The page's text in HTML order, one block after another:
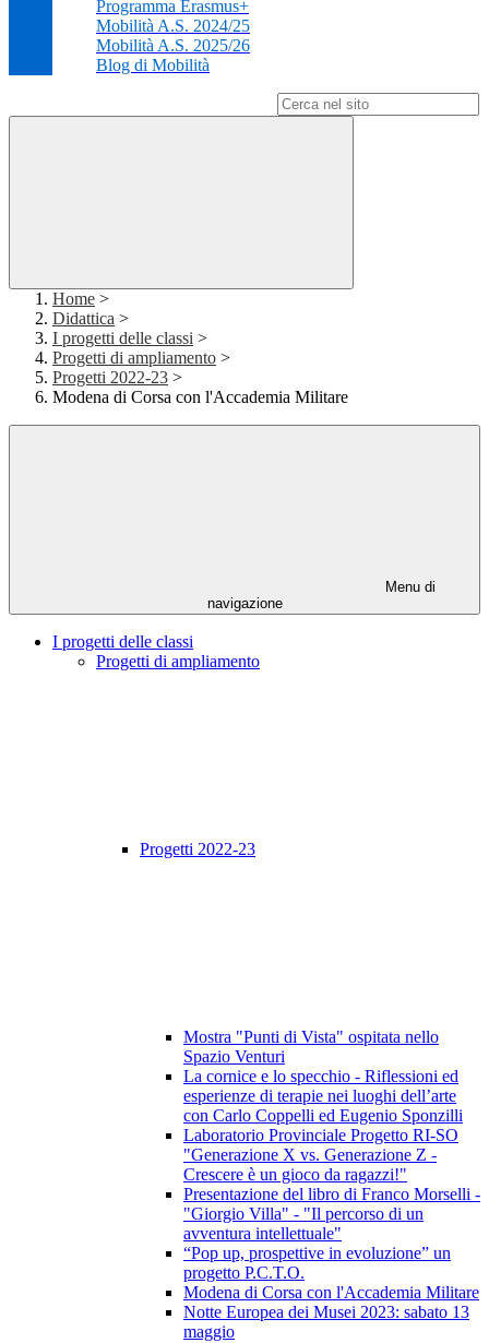
Programma Erasmus+
Mobilità A.S. 2024/25
Mobilità A.S. 2025/26
Blog di Mobilità
Home >
Didattica >
I progetti delle classi >
Progetti di ampliamento >
Progetti 2022-23 >
Modena di Corsa con l'Accademia Militare
Menu di
navigazione
I progetti delle classi
Progetti di ampliamento
Progetti 2022-23
Mostra "Punti di Vista" ospitata nello
Spazio Venturi
La cornice e lo specchio - Riflessioni ed
esperienze di terapie nei luoghi dell’arte
con Carlo Coppelli ed Eugenio Sponzilli
Laboratorio Provinciale Progetto RI-SO
"Generazione X vs. Generazione Z -
Crescere è un gioco da ragazzi!"
Presentazione del libro di Franco Morselli -
"Giorgio Villa" - "Il percorso di un
avventura intellettuale"
“Pop up, prospettive in evoluzione” un
progetto P.C.T.O.
Modena di Corsa con l'Accademia Militare
Notte Europea dei Musei 2023: sabato 13
maggio